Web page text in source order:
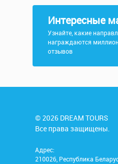
Интересные
Узнайте, какие
награждаются
отзывов
© 2026 DREAM TOURS
Все права защищены.
Адрес:
210026, Республика